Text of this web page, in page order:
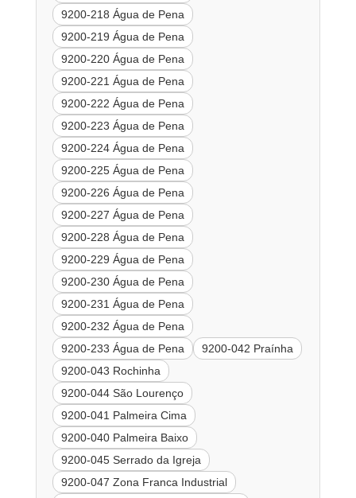
9200-218 Água de Pena
9200-219 Água de Pena
9200-220 Água de Pena
9200-221 Água de Pena
9200-222 Água de Pena
9200-223 Água de Pena
9200-224 Água de Pena
9200-225 Água de Pena
9200-226 Água de Pena
9200-227 Água de Pena
9200-228 Água de Pena
9200-229 Água de Pena
9200-230 Água de Pena
9200-231 Água de Pena
9200-232 Água de Pena
9200-233 Água de Pena
9200-042 Praínha
9200-043 Rochinha
9200-044 São Lourenço
9200-041 Palmeira Cima
9200-040 Palmeira Baixo
9200-045 Serrado da Igreja
9200-047 Zona Franca Industrial